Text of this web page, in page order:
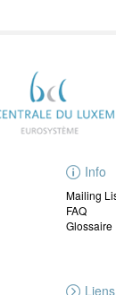
Info
Mailing
FAQ
Glossaire
Liens